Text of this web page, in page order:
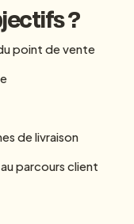
?
point de vente
de livraison
parcours client